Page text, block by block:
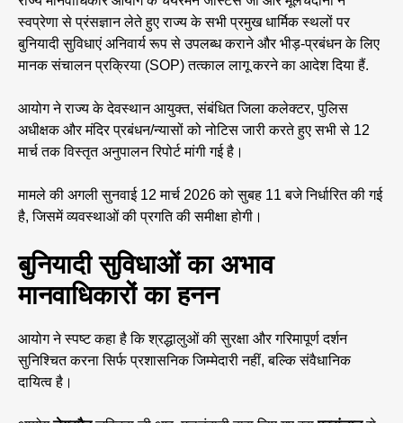
स्वप्रेणा से प्रंसज्ञान लेते हुए राज्य के सभी प्रमुख धार्मिक स्थलों पर
बुनियादी सुविधाएं अनिवार्य रूप से उपलब्ध कराने और भीड़-प्रबंधन के लिए
मानक संचालन प्रक्रिया (SOP) तत्काल लागू करने का आदेश दिया हैं.
आयोग ने राज्य के देवस्थान आयुक्त, संबंधित जिला कलेक्टर, पुलिस
अधीक्षक और मंदिर प्रबंधन/न्यासों को नोटिस जारी करते हुए सभी से 12
मार्च तक विस्तृत अनुपालन रिपोर्ट मांगी गई है।
मामले की अगली सुनवाई 12 मार्च 2026 को सुबह 11 बजे निर्धारित की गई
है, जिसमें व्यवस्थाओं की प्रगति की समीक्षा होगी।
बुनियादी सुविधाओं का अभाव
मानवाधिकारों का हनन
आयोग ने स्पष्ट कहा है कि श्रद्धालुओं की सुरक्षा और गरिमापूर्ण दर्शन
सुनिश्चित करना सिर्फ प्रशासनिक जिम्मेदारी नहीं, बल्कि संवैधानिक
दायित्व है।